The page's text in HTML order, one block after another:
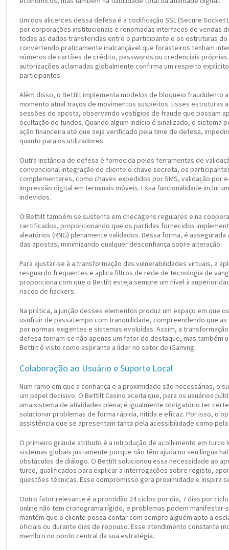
Um dos alicerces dessa defesa é a codificação SSL (Secure
por corporações institucionais e renomadas interfaces de vendas
todas as dados transferidas entre o participante e os estruturas
convertendo praticamente inalcançável que forasteiros tenham
números de cartões de crédito, passwords ou credenciais
autorizações aclamadas globalmente confirma um respeito
participantes.
Além disso, o Bettilt implementa modelos de bloqueio fraudulento
momento atual traços de movimentos suspeitos. Esses estruturas
sessões de aposta, observando vestígios de fraude que possam
ocultação de fundos. Quando algum indício é sinalizado, o sistema
ação financeira até que seja verificado pela time de defesa,
quanto para os utilizadores.
Outra instância de defesa é fornecida pelos ferramentas de
convencional integração de cliente e chave secreta, os
complementares, como chaves expedidos por SMS, validação por
impressão digital em terminais móveis. Essa funcionalidade inclui
indevidos.
O Bettilt também se sustenta em checagens regulares e na
certificados, proporcionando que os partidas fornecidos
aleatórios (RNG) plenamente validados. Dessa forma, é
das apostas, minimizando qualquer desconfiança sobre alteração.
Para ajustar-se à a transformação das vulnerabilidades virtuais, a
resguardo frequentes e aplica filtros de rede de tecnologia de
proporciona com que o Bettilt esteja sempre um nível à
riscos de hackers.
Na prática, a junção desses elementos produz um espaço em que
usufruir de passatempo com tranquilidade, compreendendo que
por normas exigentes e sistemas evoluídas. Assim, a
defesa tornam-se não apenas um fator de destaque, mas também
Bettilt é visto como aspirante a líder no setor de iGaming.
Colaboração ao Usuário e Suporte Local
Num ramo em que a confiança e a proximidade são necessárias, o
um papel decisivo. O Bettilt Casino aceita que, para os usuários
uma sistema de atividades plena; é igualmente obrigatório ter
solucionar problemas de forma rápida, nítida e eficaz. Por isso, o
assistência que se apresentam tanto pela acessibilidade como
O primeiro grande atributo é a introdução de acolhimento em
sistemas globais justamente porque não têm ajuda no seu língua
obstáculos de diálogo. O Bettilt solucionou essa necessidade ao
turco, qualificados para explicar a interrogações sobre registo,
questões técnicas. Esse compromisso gera proximidade e inspira
Outro fator relevante é a prontidão 24 ciclos por dia, 7 dias por
online não tem cronograma rígido, e problemas podem manifestar-
mantém que o cliente possa contar com sempre alguém apto a
oficiais ou durante dias de repouso. Esse atendimento constante
membro no ponto central da sua estratégia.